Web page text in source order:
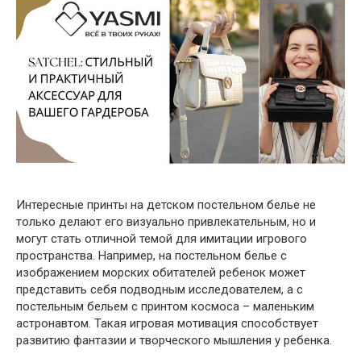
Интересные принты на детском постельном белье не
только делают его визуально привлекательным, но и
могут стать отличной темой для имитации игрового
пространства. Например, на постельном белье с
изображением морских обитателей ребенок может
представить себя подводным исследователем, а с
постельным бельем с принтом космоса – маленьким
астронавтом. Такая игровая мотивация способствует
развитию фантазии и творческого мышления у ребенка.